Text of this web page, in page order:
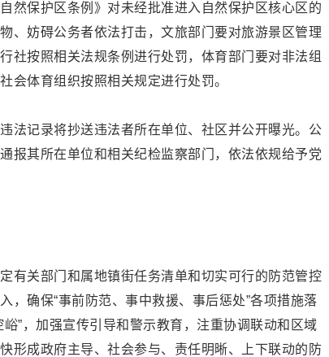
然保护区条例》对未经批准进入自然保护区核心区的
、妨碍公务者依法打击，文旅部门要对旅游景区管理
社按照相关法规条例进行处罚，体育部门要对非法组
会体育组织按照相关规定进行处罚。
法记录将抄送违法者所在单位、社区并公开曝光。公
报其所在单位和相关纪检监察部门，依法依规给予党
有关部门和属地镇街任务清单和切实可行的防范管控
，确保“事前防范、事中救援、事后惩处”各项措施落
”，加强宣传引导和警示教育，注重协调联动和区域
形成政府主导、社会参与、责任明晰、上下联动的防